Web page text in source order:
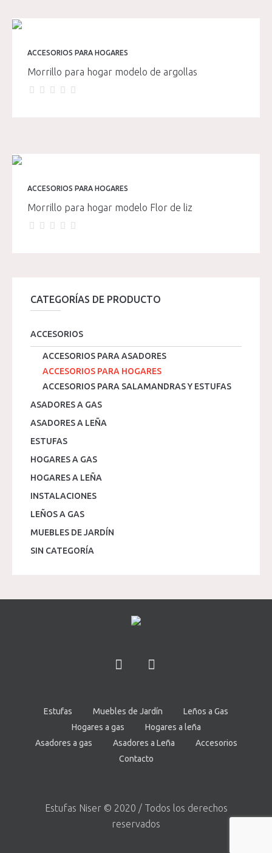
ACCESORIOS PARA HOGARES
Morrillo para hogar modelo de argollas
ACCESORIOS PARA HOGARES
Morrillo para hogar modelo Flor de liz
CATEGORÍAS DE PRODUCTO
ACCESORIOS
ACCESORIOS PARA ASADORES
ACCESORIOS PARA HOGARES
ACCESORIOS PARA SALAMANDRAS Y ESTUFAS
ASADORES A GAS
ASADORES A LEÑA
ESTUFAS
HOGARES A GAS
HOGARES A LEÑA
INSTALACIONES
LEÑOS A GAS
MUEBLES DE JARDÍN
SIN CATEGORÍA
Estufas Muebles de Jardín
Leños a Gas
Hogares a gas
Hogares a leña
Asadores a gas
Asadores a Leña
Accesorios
Contacto
Estufas Niser © 2020 / Todos los derechos
reservados